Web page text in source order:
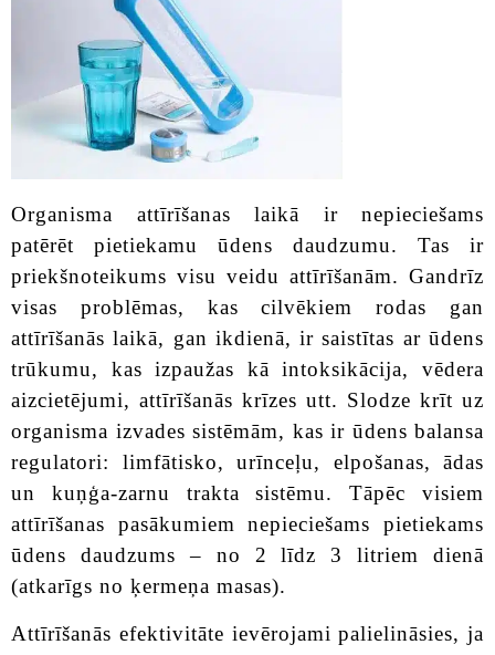
Organisma attīrīšanas laikā ir nepieciešams
patērēt pietiekamu ūdens daudzumu. Tas ir
priekšnoteikums visu veidu attīrīšanām. Gandrīz
visas problēmas, kas cilvēkiem rodas gan
attīrīšanās laikā, gan ikdienā, ir saistītas ar ūdens
trūkumu, kas izpaužas kā intoksikācija, vēdera
aizcietējumi, attīrīšanās krīzes utt. Slodze krīt uz
organisma izvades sistēmām, kas ir ūdens balansa
regulatori: limfātisko, urīnceļu, elpošanas, ādas
un kuņģa-zarnu trakta sistēmu. Tāpēc visiem
attīrīšanas pasākumiem nepieciešams pietiekams
ūdens daudzums – no 2 līdz 3 litriem dienā
(atkarīgs no ķermeņa masas).
Attīrīšanās efektivitāte ievērojami palielināsies, ja